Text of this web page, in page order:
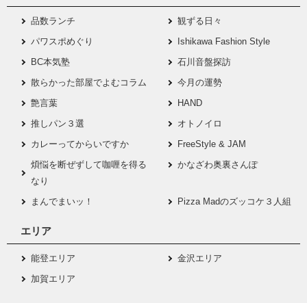
品数ランチ
観ずる日々
パワスポめぐり
Ishikawa Fashion Style
BC本気塾
石川音盤探訪
散らかった部屋でよむコラム
今月の運勢
艶言葉
HAND
推しパン３選
オトノイロ
カレーってからいですか
FreeStyle & JAM
煩悩を断ぜずして咖喱を得る
なり
かなざわ奥裏さんぽ
まんでまいッ！ Pizza Madのズッコケ３人組
エリア
能登エリア
金沢エリア
加賀エリア